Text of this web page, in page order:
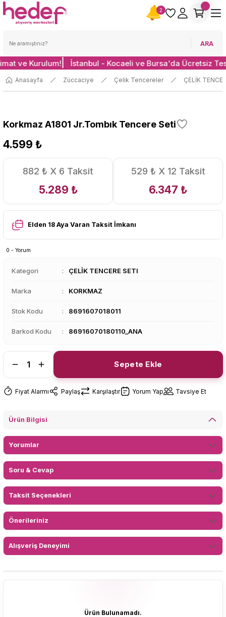
ARA
2
ve Kurulum! İstanbul - Kocaeli ve Bursa'da Ücretsiz
Anasayfa Züccaciye Çelik Tencereler ÇELİK
Korkmaz A1801 Jr.Tombık Tencere Seti
4.599 ₺
882 ₺ X 6 Taksit
5.289 ₺
529 ₺ X 12 Taksit
6.347 ₺
Elden 18 Aya Varan Taksit İmkanı
0 - Yorum
Kategori ÇELİK TENCERE SETI
Marka KORKMAZ
Stok Kodu 8691607018011
Barkod Kodu 86916070180110_ANA
Sepete Ekle
Fiyat Alarmı Paylaş Karşılaştır Yorum Yap Tavsiye Et
Ürün Bilgisi
Yorumlar
Soru & Cevap
Taksit Seçenekleri
Önerileriniz
Alışveriş Deneyimi
Ürün Bulunamadı.